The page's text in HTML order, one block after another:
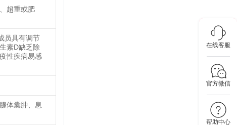
在线客服
官方微信
帮助中心
超重或肥
员具有调节
素D缺乏除
性疾病易感
体囊肿、息